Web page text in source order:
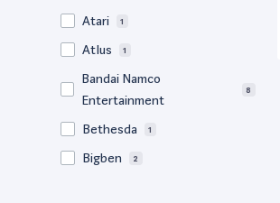
Atari 1
Atlus 1
Bandai Namco
Entertainment
8
Bethesda 1
Bigben 2